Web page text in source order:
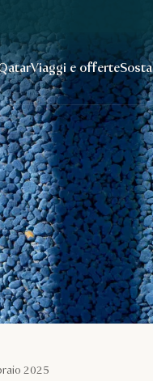
Viaggi e offerte
2025